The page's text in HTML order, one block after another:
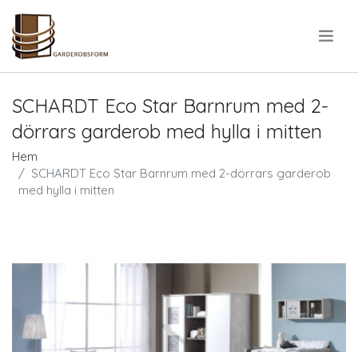
SCHARDT Eco Star Barnrum med 2-
dörrars garderob med hylla i mitten
Hem
SCHARDT Eco Star Barnrum med 2-dörrars garderob
med hylla i mitten